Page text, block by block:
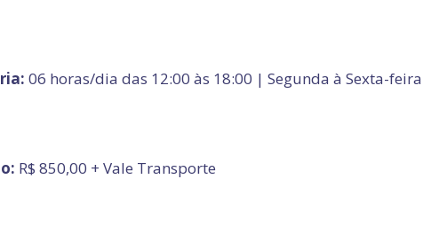
06 horas/dia das 12:00 às 18:00 | Segunda à Sexta-feira
R$ 850,00 + Vale Transporte